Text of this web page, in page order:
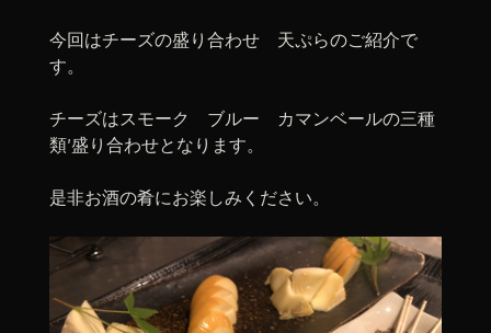
今回はチーズの盛り合わせ 天ぷらのご紹介で
す。
チーズはスモーク ブルー カマンベールの三種
類′盛り合わせとなります。
是非お酒の肴にお楽しみください。